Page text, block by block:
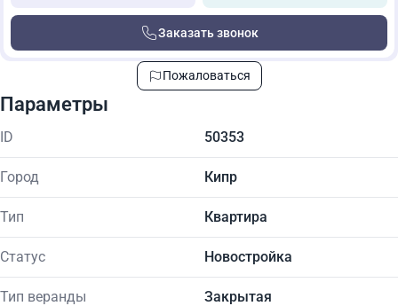
Заказать звонок
Пожаловаться
Параметры
ID 50353
Город Кипр
Тип Квартира
Статус Новостройка
Тип веранды Закрытая